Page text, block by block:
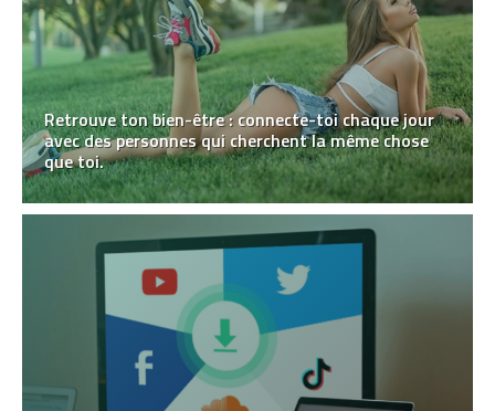
Retrouve ton bien-être : connecte-toi chaque jour
avec des personnes qui cherchent la même chose
que toi.